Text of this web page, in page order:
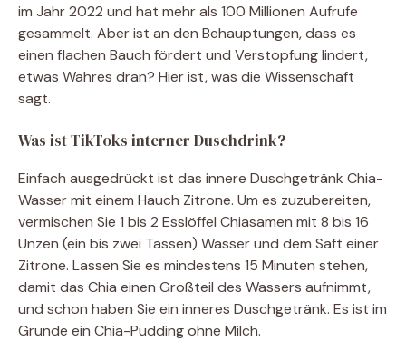
im Jahr 2022 und hat mehr als 100 Millionen Aufrufe
gesammelt. Aber ist an den Behauptungen, dass es
einen flachen Bauch fördert und Verstopfung lindert,
etwas Wahres dran? Hier ist, was die Wissenschaft
sagt.
Was ist TikToks interner Duschdrink?
Einfach ausgedrückt ist das innere Duschgetränk Chia-
Wasser mit einem Hauch Zitrone. Um es zuzubereiten,
vermischen Sie 1 bis 2 Esslöffel Chiasamen mit 8 bis 16
Unzen (ein bis zwei Tassen) Wasser und dem Saft einer
Zitrone. Lassen Sie es mindestens 15 Minuten stehen,
damit das Chia einen Großteil des Wassers aufnimmt,
und schon haben Sie ein inneres Duschgetränk. Es ist im
Grunde ein Chia-Pudding ohne Milch.